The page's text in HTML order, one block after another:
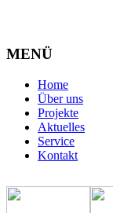
MENÜ
Home
Über uns
Projekte
Aktuelles
Service
Kontakt